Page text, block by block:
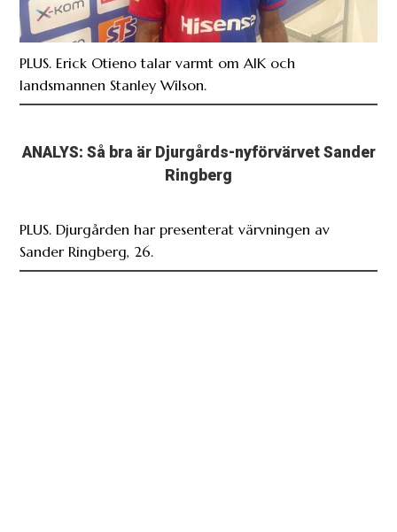
PLUS. Erick Otieno talar varmt om AIK och
landsmannen Stanley Wilson.
ANALYS: Så bra är Djurgårds-nyförvärvet Sander
Ringberg
PLUS. Djurgården har presenterat värvningen av
Sander Ringberg, 26.